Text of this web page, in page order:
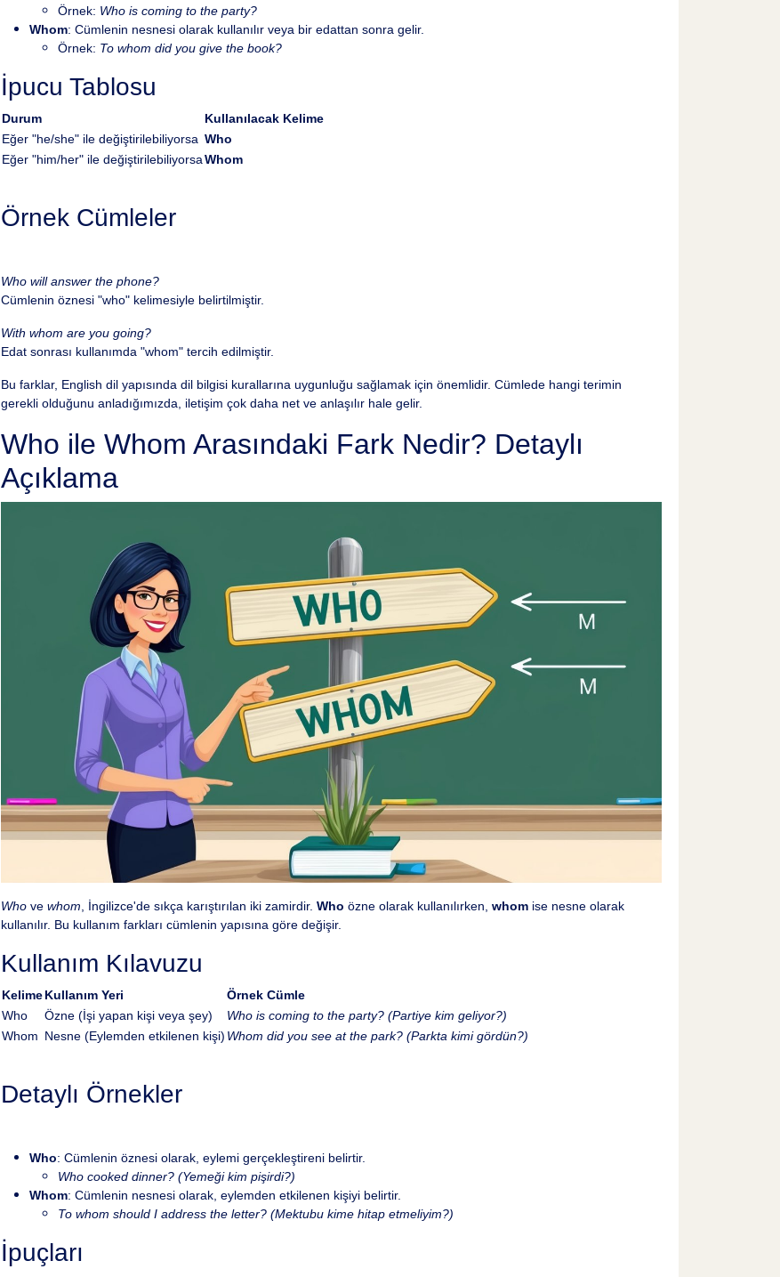
Örnek: Who is coming to the party?
Whom: Cümlenin nesnesi olarak kullanılır veya bir edattan sonra gelir.
Örnek: To whom did you give the book?
İpucu Tablosu
Durum
Kullanılacak Kelime
Eğer "he/she" ile değiştirilebiliyorsa Who
Eğer "him/her" ile değiştirilebiliyorsaWhom
Örnek Cümleler
Who will answer the phone?
Cümlenin öznesi "who" kelimesiyle belirtilmiştir.
With whom are you going?
Edat sonrası kullanımda "whom" tercih edilmiştir.
Bu farklar, English dil yapısında dil bilgisi kurallarına uygunluğu sağlamak için önemlidir. Cümlede hangi terimin
gerekli olduğunu anladığımızda, iletişim çok daha net ve anlaşılır hale gelir.
Who ile Whom Arasındaki Fark Nedir? Detaylı
Açıklama
Whove whom , İngilizce'de sıkça karıştırılan iki zamirdir. Who özne olarak kullanılırken, whomise nesne olarak
kullanılır. Bu kullanım farkları cümlenin yapısına göre değişir.
Kullanım Kılavuzu
Kelime Kullanım Yeri
Örnek Cümle
Who
Özne (İşi yapan kişi veya şey)
Who is coming to the party? (Partiye kim geliyor?)
Whom Nesne (Eylemden etkilenen kişi) Whom did you see at the park? (Parkta kimi gördün?)
Detaylı Örnekler
Who: Cümlenin öznesi olarak, eylemi gerçekleştireni belirtir.
Who cooked dinner? (Yemeği kim pişirdi?)
Whom: Cümlenin nesnesi olarak, eylemden etkilenen kişiyi belirtir.
To whom should I address the letter? (Mektubu kime hitap etmeliyim?)
İpuçları